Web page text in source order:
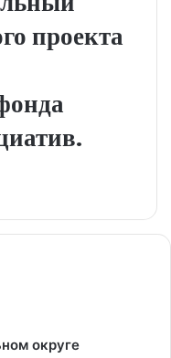
проекта
округе